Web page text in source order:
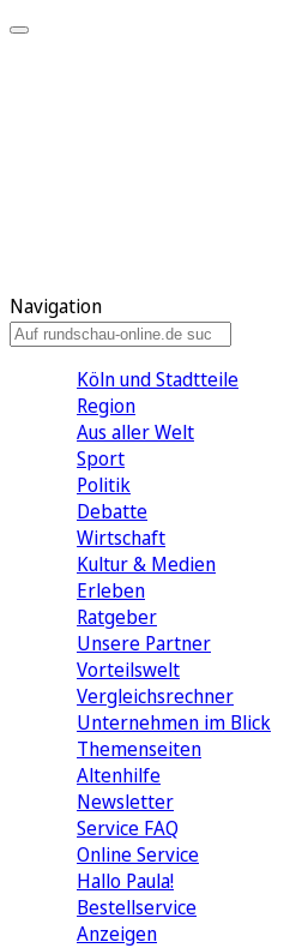
Navigation
Köln und Stadtteile
Region
Aus aller Welt
Sport
Politik
Debatte
Wirtschaft
Kultur & Medien
Erleben
Ratgeber
Unsere Partner
Vorteilswelt
Vergleichsrechner
Unternehmen im Blick
Themenseiten
Altenhilfe
Newsletter
Service FAQ
Online Service
Hallo Paula!
Bestellservice
Anzeigen